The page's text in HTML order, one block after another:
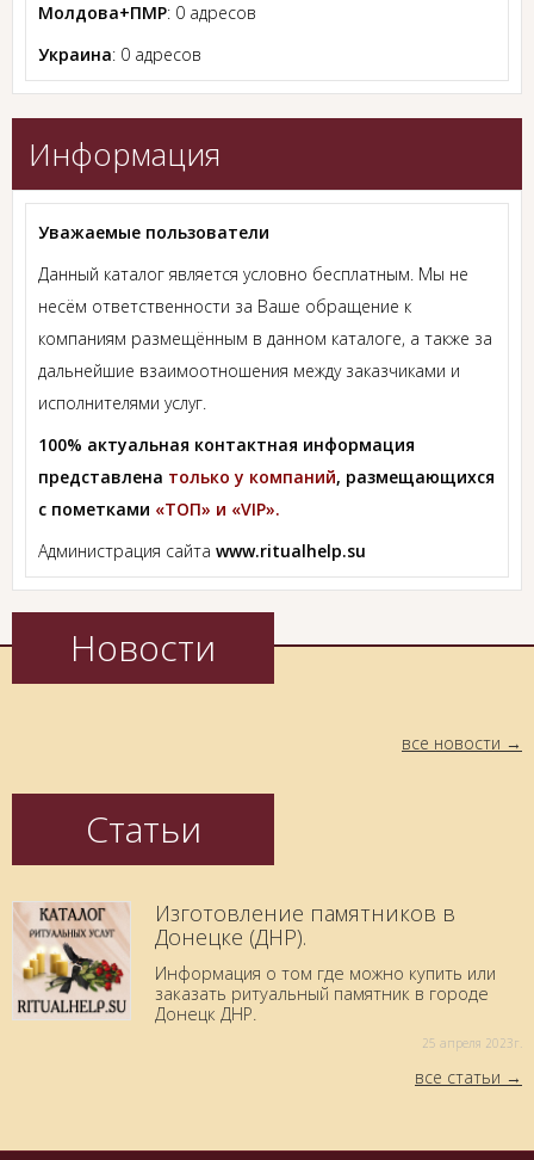
Молдова+ПМР: 0 адресов
Украина: 0 адресов
Информация
Уважаемые пользователи
Данный каталог является условно бесплатным. Мы не
несём ответственности за Ваше обращение к
компаниям размещённым в данном каталоге, а также за
дальнейшие взаимоотношения между заказчиками и
исполнителями услуг.
100% актуальная контактная информация
представлена только у компаний, размещающихся
с пометками «ТОП» и «VIP».
Администрация сайта www.ritualhelp.su
Новости
все новости
Статьи
Изготовление памятников в
Донецке (ДНР).
Информация о том где можно купить или
заказать ритуальный памятник в городе
Донецк ДНР.
25 aпреля 2023г.
все статьи